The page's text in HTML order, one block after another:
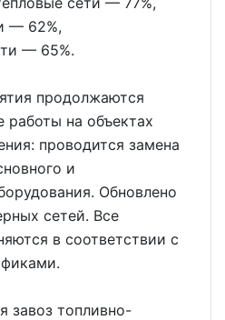
— 62%,
— 65%.
продолжаются
работы на объектах
проводится замена
и
Обновлено
сетей. Все
в соответствии с
завоз топливно-